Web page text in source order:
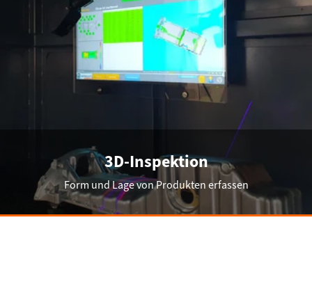
3D-Inspektion
Form und Lage von Produkten erfassen